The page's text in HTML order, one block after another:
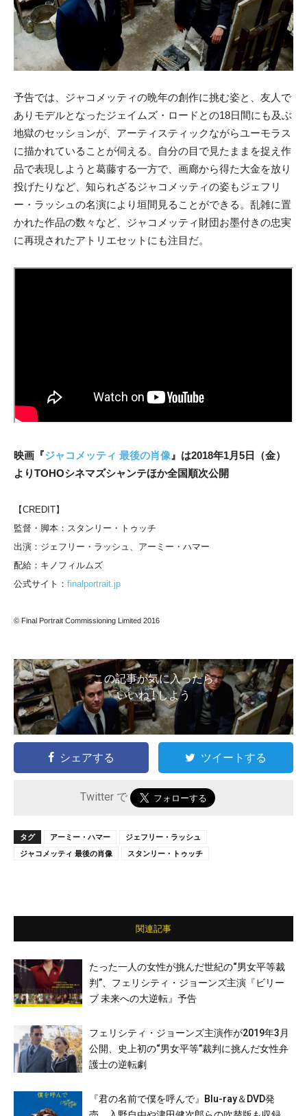
予告では、ジャコメッティの晩年の創作に挑む姿と、友人で
ありモデルとなったジェイムズ・ロードとの18日間にも及ぶ
地獄のセッションが、アーティスティックながらユーモラス
に描かれていることが伺える。自分の目で見たままを捉え作
品で表現しようと葛藤する一方で、画廊から得た大金を放り
投げたりなど、知られざるジャコメッティの姿もジェフリ
ー・ラッシュの名演により垣間見ることができる。乱雑に置
かれた作品の数々など、ジャコメッティ財団お墨付きの忠実
に再現されたアトリエセットにも注目だ。
映画『ジャコメッティ 最後の肖像 』は2018年1月5日（金）
よりTOHOシネマズシャンテほか全国順次公開
【CREDIT】
監督・脚本：スタンリー・トゥッチ
出演：ジェフリー・ラッシュ、アーミー・ハマー
配給：キノフィルムズ
公式サイト： finalportrait.jp
© Final Portrait Commissioning Limited 2016
この記事が気に入ったら
いいね ! しよう
シェアする ツイートする
Twitter で
タグ アーミー・ハマー
ジェフリー・ラッシュ
ジャコメッティ 最後の肖像
スタンリー・トゥッチ
関連記事
たった一人の女性が挑んだ世紀の“男女平等裁
判”、フェリシティ・ジョーンズ主演『ビリー
ブ 未来への大逆転』予告
フェリシティ・ジョーンズ主演作が2019年3月
公開、史上初の“男女平等”裁判に挑んだ女性弁
護士の逆転劇
『君の名前で僕を呼んで』Blu-ray＆DVD発